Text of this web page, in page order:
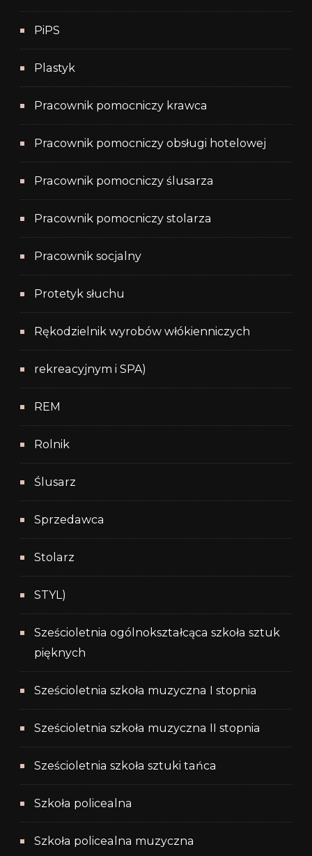
PiPS
Plastyk
Pracownik pomocniczy krawca
Pracownik pomocniczy obsługi hotelowej
Pracownik pomocniczy ślusarza
Pracownik pomocniczy stolarza
Pracownik socjalny
Protetyk słuchu
Rękodzielnik wyrobów włókienniczych
rekreacyjnym i SPA)
REM
Rolnik
Ślusarz
Sprzedawca
Stolarz
STYL)
Sześcioletnia ogólnokształcąca szkoła sztuk
pięknych
Sześcioletnia szkoła muzyczna I stopnia
Sześcioletnia szkoła muzyczna II stopnia
Sześcioletnia szkoła sztuki tańca
Szkoła policealna
Szkoła policealna muzyczna